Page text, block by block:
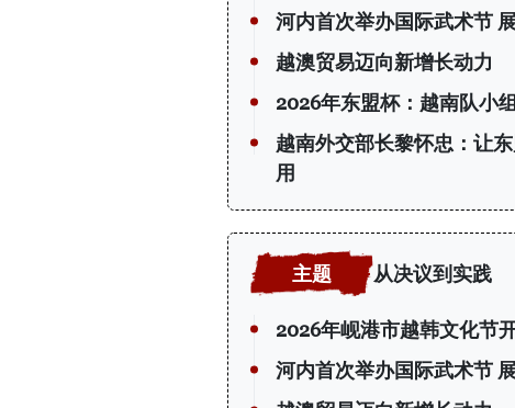
河内首次举办国际武术节
越澳贸易迈向新增长动力
2026年东盟杯：越南队小
越南外交部长黎怀忠：让
用
从决议到实践
2026年岘港市越韩文化节
河内首次举办国际武术节